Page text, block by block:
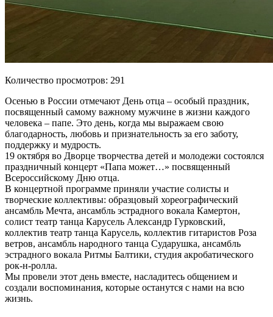
Количество просмотров: 291
Осенью в России отмечают День отца – особый праздник,
посвященный самому важному мужчине в жизни каждого
человека – папе. Это день, когда мы выражаем свою
благодарность, любовь и признательность за его заботу,
поддержку и мудрость.
19 октября во Дворце творчества детей и молодежи состоялся
праздничный концерт «Папа может…» посвященный
Всероссийскому Дню отца.
В концертной программе приняли участие солисты и
творческие коллективы: образцовый хореографический
ансамбль Мечта, ансамбль эстрадного вокала Камертон,
солист театр танца Карусель Александр Гурковский,
коллектив театр танца Карусель, коллектив гитаристов Роза
ветров, ансамбль народного танца Сударушка, ансамбль
эстрадного вокала Ритмы Балтики, студия акробатического
рок-н-ролла.
Мы провели этот день вместе, насладитесь общением и
создали воспоминания, которые останутся с нами на всю
жизнь.